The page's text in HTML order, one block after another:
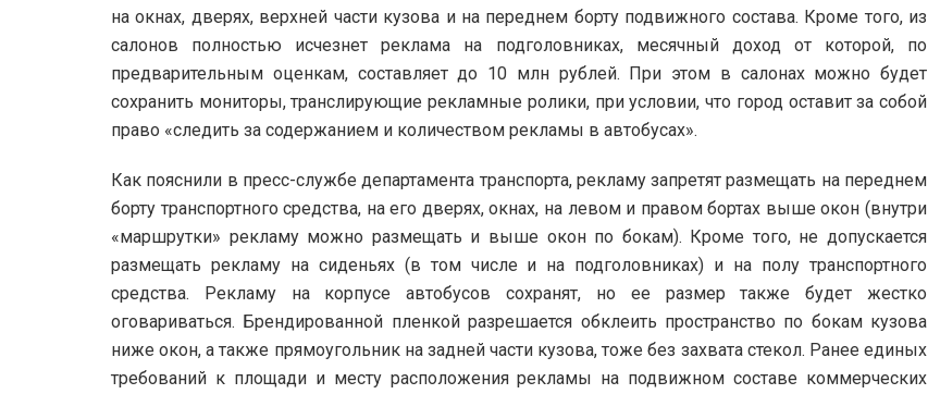
на окнах, дверях, верхней части кузова и на переднем борту подвижного состава. Кроме того, из
салонов полностью исчезнет реклама на подголовниках, месячный доход от которой, по
предварительным оценкам, составляет до 10 млн рублей. При этом в салонах можно будет
сохранить мониторы, транслирующие рекламные ролики, при условии, что город оставит за собой
право «следить за содержанием и количеством рекламы в автобусах».
Как пояснили в пресс-службе департамента транспорта, рекламу запретят размещать на переднем
борту транспортного средства, на его дверях, окнах, на левом и правом бортах выше окон (внутри
«маршрутки» рекламу можно размещать и выше окон по бокам). Кроме того, не допускается
размещать рекламу на сиденьях (в том числе и на подголовниках) и на полу транспортного
средства. Рекламу на корпусе автобусов сохранят, но ее размер также будет жестко
оговариваться. Брендированной пленкой разрешается обклеить пространство по бокам кузова
ниже окон, а также прямоугольник на задней части кузова, тоже без захвата стекол. Ранее единых
требований к площади и месту расположения рекламы на подвижном составе коммерческих